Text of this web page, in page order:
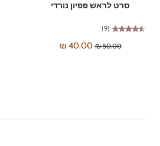
סרט לראש פפיון נורדי
(9)
50.00 ₪
40.00 ₪